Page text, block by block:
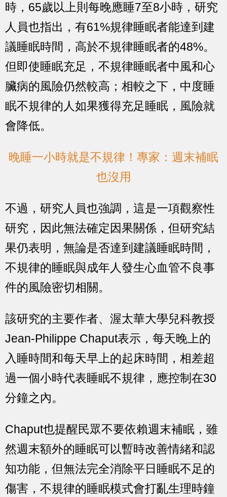
時，65歲以上則每晚應睡7至8小時，研究
人員也指出，有61%規律睡眠者能達到建
議睡眠時間，高於不規律睡眠者的48%。
但即使睡眠充足，不規律睡眠者中風和心
臟病的風險仍然較高；相較之下，中度睡
眠不規律的人如果獲得充足睡眠，風險就
會降低。
晚睡一小時就是不規律！專家：週末補眠
也沒用
不過，研究人員也強調，這是一項觀察性
研究，因此無法確定因果關係，但研究結
果仍表明，無論是否達到建議睡眠時間，
不規律的睡眠與成年人發生心血管不良事
件的風險密切相關。
該研究的主要作者、渥太華大學兒科教授
Jean-Philippe Chaput表示，每天晚上的
入睡時間和每天早上的起床時間，相差超
過一個小時代表睡眠不規律，應控制在30
分鐘之內。
Chaput也提醒民眾不要依賴週末補眠，雖
然週末額外的睡眠可以暫時改善情緒和認
知功能，但無法完全消除平日睡眠不足的
傷害，不規律的睡眠模式會打亂生理時鐘